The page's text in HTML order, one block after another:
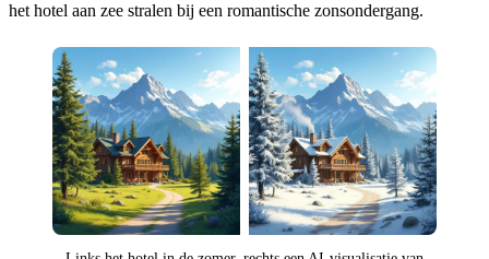
het hotel aan zee stralen bij een romantische zonsondergang.